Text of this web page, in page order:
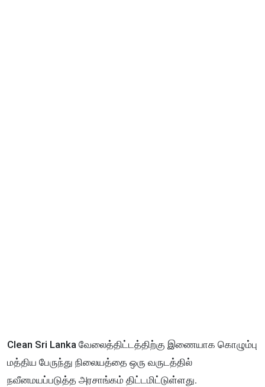
Clean Sri Lanka வேலைத்திட்டத்திற்கு இணையாக கொழும்பு
மத்திய பேருந்து நிலையத்தை ஒரு வருடத்தில்
நவீனமயப்படுத்த அரசாங்கம் திட்டமிட்டுள்ளது.